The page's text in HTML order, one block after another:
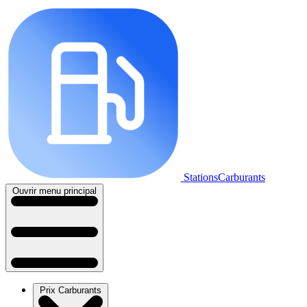
StationsCarburants
Ouvrir menu principal
Prix Carburants